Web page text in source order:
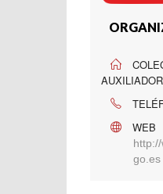
WEB
go.es